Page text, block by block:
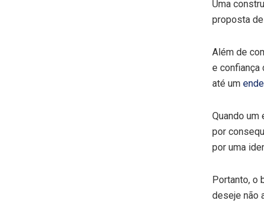
Uma
proposta
Além de
e confiança
até um
Quando um
por
por uma
Portanto, o
deseje não